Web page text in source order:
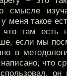
смысле
меня такое
там есть
если мы
в
что
он